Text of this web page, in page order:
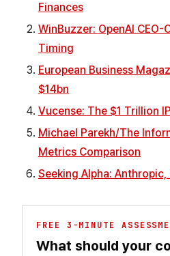
Finances
WinBuzzer: OpenAI CEO-
Timing
European Business
$14bn
Vucense: The $1 Trillion
Michael Parekh/The
Metrics Comparison
Seeking Alpha: Anthropic,
FREE 3-MINUTE
What should your